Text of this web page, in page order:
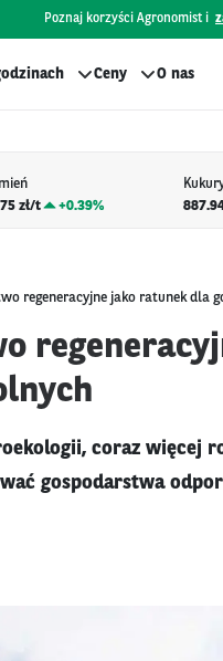
Poznaj korzyści Agronomist i
Ceny O nas
zł/t
+0.39%
regeneracyjne jako ratunek dla
coraz więcej
gospodarstwa